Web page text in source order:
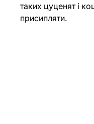
таких цуценят і
присипляти.